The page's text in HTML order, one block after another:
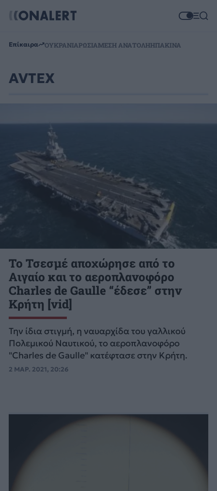
Επίκαιρα ΟΥΚΡΑΝΙΑΡΩΣΙΑΜΕΣΗ ΑΝΑΤΟΛΗΗΠΑΚΙΝΑ
AVTEX
Το Τσεσμέ αποχώρησε από το
Αιγαίο και το αεροπλανοφόρο
Charles de Gaulle “έδεσε” στην
Κρήτη [vid]
Την ίδια στιγμή, η ναυαρχίδα του γαλλικού
Πολεμικού Ναυτικού, το αεροπλανοφόρο
"Charles de Gaulle" κατέφτασε στην Κρήτη.
2 ΜΑΡ. 2021, 20:26